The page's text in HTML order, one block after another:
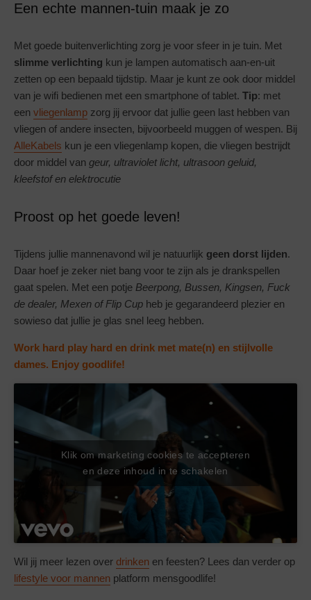
Een echte mannen-tuin maak je zo
Met goede buitenverlichting zorg je voor sfeer in je tuin. Met
slimme verlichting kun je lampen automatisch aan-en-uit
zetten op een bepaald tijdstip. Maar je kunt ze ook door middel
van je wifi bedienen met een smartphone of tablet. Tip: met
een vliegenlamp zorg jij ervoor dat jullie geen last hebben van
vliegen of andere insecten, bijvoorbeeld muggen of wespen. Bij
AlleKabels kun je een vliegenlamp kopen, die vliegen bestrijdt
door middel van geur, ultraviolet licht, ultrasoon geluid,
kleefstof en elektrocutie
Proost op het goede leven!
Tijdens jullie mannenavond wil je natuurlijk geen dorst lijden.
Daar hoef je zeker niet bang voor te zijn als je drankspellen
gaat spelen. Met een potje Beerpong, Bussen, Kingsen, Fuck
de dealer, Mexen of Flip Cup heb je gegarandeerd plezier en
sowieso dat jullie je glas snel leeg hebben.
Work hard play hard en drink met mate(n) en stijlvolle
dames. Enjoy goodlife!
Klik om marketing cookies te accepteren
en deze inhoud in te schakelen
Wil jij meer lezen over drinken en feesten? Lees dan verder op
lifestyle voor mannen platform mensgoodlife!